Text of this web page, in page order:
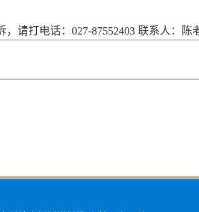
请打电话：027-87552403 联系人：陈